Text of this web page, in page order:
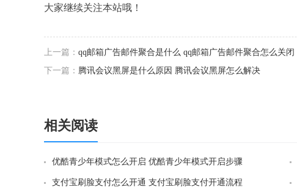
大家继续关注本站哦！
上一篇： qq邮箱广告邮件聚合是什么 qq邮箱广告邮件聚合怎么关闭
下一篇： 腾讯会议黑屏是什么原因 腾讯会议黑屏怎么解决
相关阅读
优酷青少年模式怎么开启 优酷青少年模式开启步骤
支付宝刷脸支付怎么开通 支付宝刷脸支付开通流程